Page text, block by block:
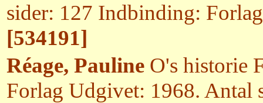
sider: 127 Indbinding:
[534191]
Réage, Pauline O's historie
Forlag Udgivet: 1968. Antal